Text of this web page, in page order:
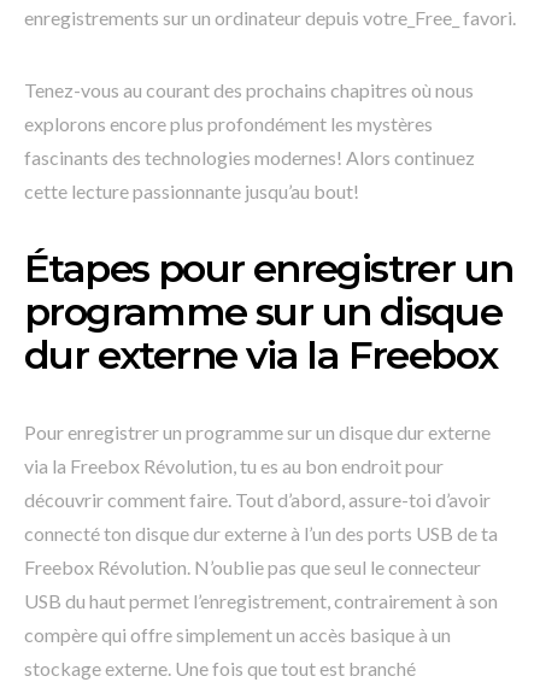
enregistrements sur un ordinateur depuis votre_Free_ favori.
Tenez-vous au courant des prochains chapitres où nous
explorons encore plus profondément les mystères
fascinants des technologies modernes! Alors continuez
cette lecture passionnante jusqu’au bout!
Étapes pour enregistrer un
programme sur un disque
dur externe via la Freebox
Pour enregistrer un programme sur un disque dur externe
via la Freebox Révolution, tu es au bon endroit pour
découvrir comment faire. Tout d’abord, assure-toi d’avoir
connecté ton disque dur externe à l’un des ports USB de ta
Freebox Révolution. N’oublie pas que seul le connecteur
USB du haut permet l’enregistrement, contrairement à son
compère qui offre simplement un accès basique à un
stockage externe. Une fois que tout est branché